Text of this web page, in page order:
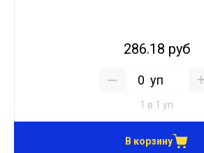
286.18 руб
уп
1 в 1 уп
В корзину